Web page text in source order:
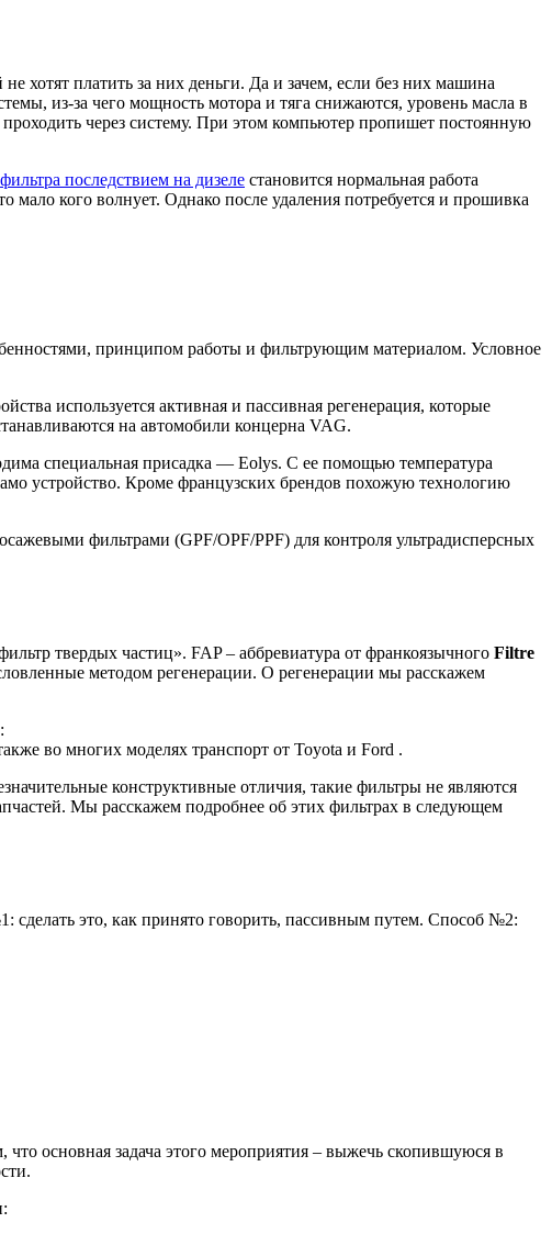
хотят платить за них деньги. Да и зачем, если без них машина
из-за чего мощность мотора и тяга снижаются, уровень масла в
через систему. При этом компьютер пропишет постоянную
фильтра последствием на дизеле становится нормальная работа
кого волнует. Однако после удаления потребуется и прошивка
принципом работы и фильтрующим материалом. Условное
используется активная и пассивная регенерация, которые
на автомобили концерна VAG.
специальная присадка — Eolys. С ее помощью температура
устройство. Кроме французских брендов похожую технологию
фильтрами (GPF/OPF/PPF) для контроля ультрадисперсных
твердых частиц». FAP – аббревиатура от франкоязычного Filtre
методом регенерации. О регенерации мы расскажем
во многих моделях транспорт от Toyota и Ford .
конструктивные отличия, такие фильтры не являются
Мы расскажем подробнее об этих фильтрах в следующем
сделать это, как принято говорить, пассивным путем. Способ №2:
основная задача этого мероприятия – выжечь скопившуюся в